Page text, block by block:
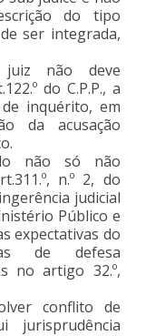
do tipo
ser integrada,
juiz não deve
do C.P.P., a
inquérito, em
da acusação
não só não
n.º 2, do
judicial
Público e
expectativas do
de defesa
no artigo 32.º,
conflito de
jurisprudência